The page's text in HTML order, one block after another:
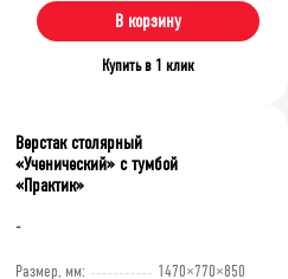
В корзину
Купить в 1 клик
-
Верстак столярный
«Ученический» c тумбой
«Практик»
Размер, мм:
1470×770×850